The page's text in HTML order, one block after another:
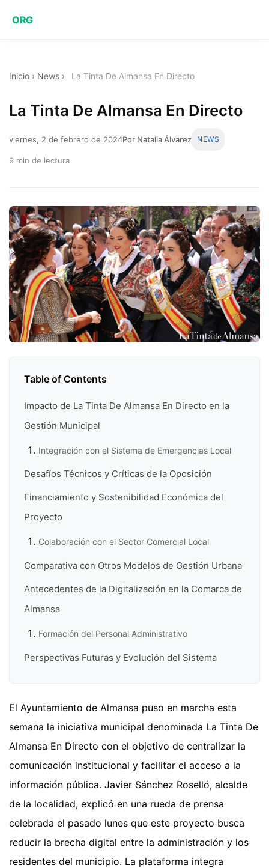
ORG
Inicio › News › La Tinta De Almansa En Directo
La Tinta De Almansa En Directo
viernes, 2 de febrero de 2024Por Natalia Álvarez NEWS
9 min de lectura
Table of Contents
Impacto de La Tinta De Almansa En Directo en la
Gestión Municipal
Integración con el Sistema de Emergencias Local
Desafíos Técnicos y Críticas de la Oposición
Financiamiento y Sostenibilidad Económica del
Proyecto
Colaboración con el Sector Comercial Local
Comparativa con Otros Modelos de Gestión Urbana
Antecedentes de la Digitalización en la Comarca de
Almansa
Formación del Personal Administrativo
Perspectivas Futuras y Evolución del Sistema
El Ayuntamiento de Almansa puso en marcha esta
semana la iniciativa municipal denominada La Tinta De
Almansa En Directo con el objetivo de centralizar la
comunicación institucional y facilitar el acceso a la
información pública. Javier Sánchez Roselló, alcalde
de la localidad, explicó en una rueda de prensa
celebrada el pasado lunes que este proyecto busca
reducir la brecha digital entre la administración y los
residentes del municipio. La plataforma integra